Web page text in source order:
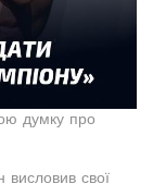
думку про
висловив свої